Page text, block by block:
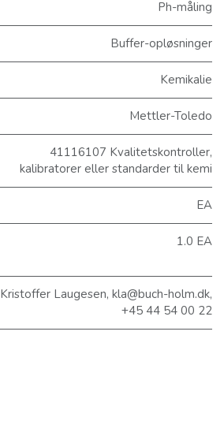
Ph-måling
Buffer-opløsninger
Kemikalie
Mettler-Toledo
41116107 Kvalitetskontroller,
kalibratorer eller standarder til kemi
EA
1.0 EA
Kristoffer Laugesen, kla@buch-holm.dk,
+45 44 54 00 22